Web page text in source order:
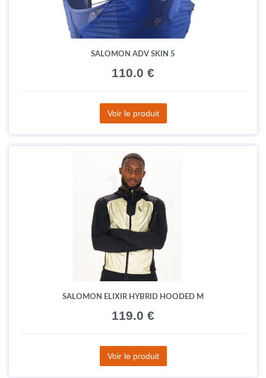
SALOMON ADV SKIN 5
110.0 €
Voir le produit
SALOMON ELIXIR HYBRID HOODED M
119.0 €
Voir le produit